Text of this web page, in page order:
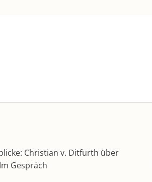
Christian v. Ditfurth über
Gespräch